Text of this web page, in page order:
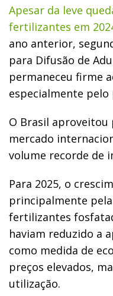
Apesar da leve
fertilizantes em
ano anterior,
para Difusão de
permaneceu firme
especialmente pelo
O Brasil aproveitou
mercado
volume recorde de
Para 2025, o
principalmente
fertilizantes
haviam reduzido a
como medida de
preços elevados,
utilização.